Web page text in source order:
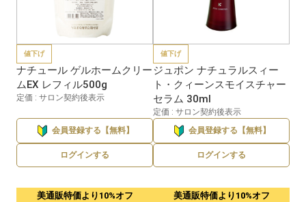
値下げ
ナチュール ゲルホームクリー
ムEX レフィル500g
定価 : サロン契約後表示
会員登録する【無料】
ログインする
値下げ
ジュポン ナチュラルスィー
ト・クィーンスモイスチャー
セラム 30ml
定価 : サロン契約後表示
会員登録する【無料】
ログインする
美通販特価より10%オフ 美通販特価より10%オフ